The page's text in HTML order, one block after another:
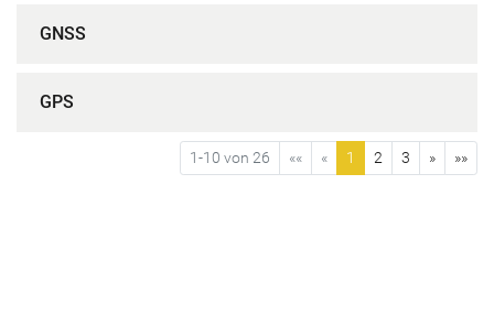
GNSS
GPS
1-10 von 26 «« « 1 2 3 » »»